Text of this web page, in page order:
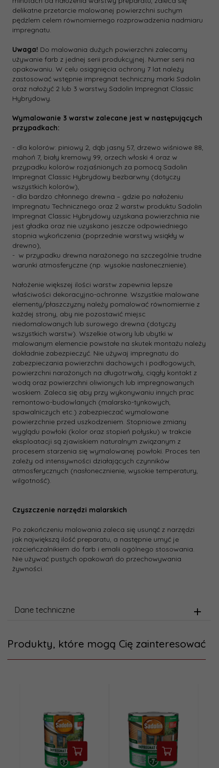
delikatne przetarcie malowanej powierzchni suchym
pędzlem celem równomiernego rozprowadzenia nadmiaru
impregnatu.
Uwaga! Do malowania dużych powierzchni zalecamy
używanie farb z jednej serii produkcyjnej. Numer serii na
opakowaniu. W celu osiągnięcia ochrony 7 lat należy
zastosować wstępnie impregnat techniczny marki Sadolin
oraz nałożyć 2 lub 3 warstwy Sadolin Impregnat Classic
Hybrydowy.
Wymalowanie 3 warstw zalecane jest w następujących
przypadkach:
- dla kolorów: piniowy 2, dąb jasny 57, drzewo wiśniowe 88,
mahoń 7, biały kremowy 99, orzech włoski 4 oraz w
przypadku kolorów rozjaśnionych za pomocą Sadolin
Impregnat Classic Hybrydowy bezbarwny (dotyczy
wszystkich kolorów),
- dla bardzo chłonnego drewna – gdzie po nałożeniu
Impregnatu Technicznego oraz 2 warstw produktu Sadolin
Impregnat Classic Hybrydowy uzyskana powierzchnia nie
jest gładka oraz nie uzyskano jeszcze odpowiedniego
stopnia wykończenia (poprzednie warstwy wsiąkły w
drewno),
- w przypadku drewna narażonego na szczególnie trudne
warunki atmosferyczne (np. wysokie nasłonecznienie).
Nałożenie większej ilości warstw zapewnia lepsze
właściwości dekoracyjno-ochronne. Wszystkie malowane
elementy/płaszczyzny należy pomalować równomiernie z
każdej strony, aby nie pozostawić miejsc
niedomalowanych lub surowego drewna (dotyczy
wszystkich warstw). Wszelkie otwory lub ubytki w
malowanym elemencie powstałe na skutek montażu należy
dokładnie zabezpieczyć. Nie używaj impregnatu do
zabezpieczania powierzchni dachowych i podłogowych,
powierzchni narażonych na długotrwały, ciągły kontakt z
wodą oraz powierzchni oliwionych lub impregnowanych
woskiem. Zaleca się aby przy wykonywaniu innych prac
remontowo-budowlanych (malarsko-tynkowych,
spawalniczych etc.) zabezpieczać wymalowane
powierzchnie przed uszkodzeniem. Stopniowe zmiany
wyglądu powłoki (kolor oraz stopień połysku) w trakcie
eksploatacji są zjawiskiem naturalnym związanym z
procesem starzenia się wymalowanej powłoki. Proces ten
zależy od intensywności działających czynników
atmosferycznych (nasłonecznienie, wysokie temperatury,
wilgotność).
Czyszczenie narzędzi malarskich
Po zakończeniu malowania zaleca się usunąć z narzędzi
jak największą ilość preparatu, a następnie umyć je
rozcieńczalnikiem do farb i emalii ogólnego stosowania.
Nie używać pustych opakowań do przechowywania
żywności.
Dane techniczne
Produkty, które mogą Cię zainteresować